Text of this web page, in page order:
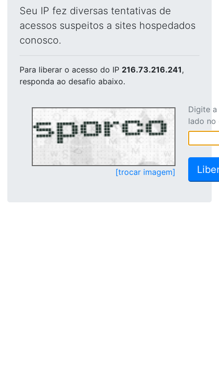
Seu IP fez diversas tentativas de
acessos suspeitos a sites hospedados
conosco.
Para liberar o acesso do IP 216.73.216.241,
responda ao desafio abaixo.
[trocar imagem]
Digite
lado no